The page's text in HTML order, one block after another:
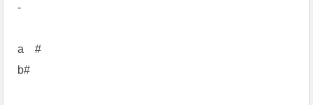
-
a #
b#